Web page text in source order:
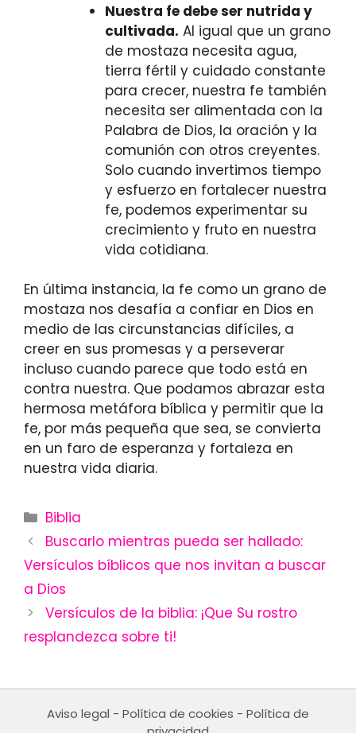
Nuestra fe debe ser nutrida y
cultivada. Al igual que un grano
de mostaza necesita agua,
tierra fértil y cuidado constante
para crecer, nuestra fe también
necesita ser alimentada con la
Palabra de Dios, la oración y la
comunión con otros creyentes.
Solo cuando invertimos tiempo
y esfuerzo en fortalecer nuestra
fe, podemos experimentar su
crecimiento y fruto en nuestra
vida cotidiana.
En última instancia, la fe como un grano de
mostaza nos desafía a confiar en Dios en
medio de las circunstancias difíciles, a
creer en sus promesas y a perseverar
incluso cuando parece que todo está en
contra nuestra. Que podamos abrazar esta
hermosa metáfora bíblica y permitir que la
fe, por más pequeña que sea, se convierta
en un faro de esperanza y fortaleza en
nuestra vida diaria.
Categories
Biblia
Buscarlo mientras pueda ser hallado:
Versículos bíblicos que nos invitan a buscar
a Dios
Versículos de la biblia: ¡Que Su rostro
resplandezca sobre ti!
Aviso legal - Política de cookies - Política de